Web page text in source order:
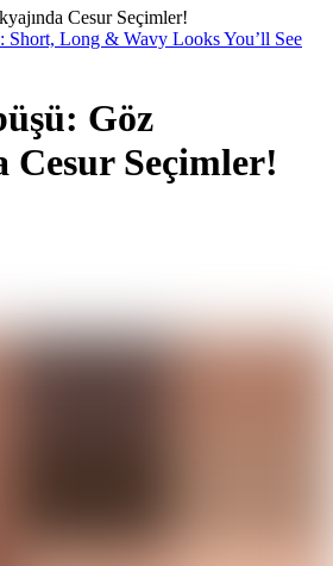
Cesur Seçimler!
Short, Long & Wavy Looks You’ll See
Göz
Cesur Seçimler!